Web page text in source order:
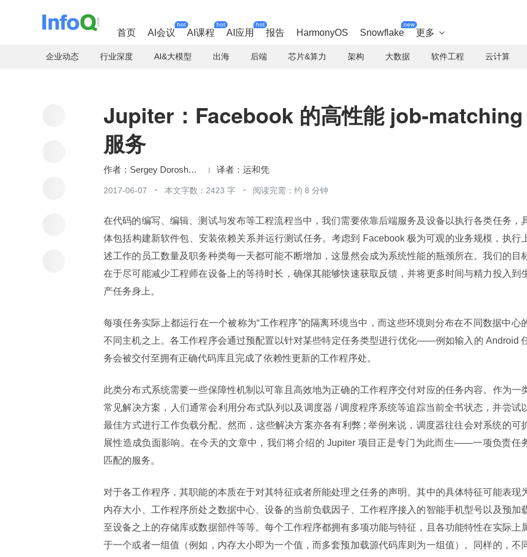
首页 AI会议
hot
AI课程
hot
AI应用
hot
报告 HarmonyOS Snowflake
new
更多 
企业动态 行业深度 AI&大模型 出海 后端 芯片&算力 架构 大数据 软件工程 云计算
Jupiter：Facebook 的高性能 job-matching
服务
Sergey Doroshenko 运和凭
2017-06-07 本文字数：2423 字 阅读完需：约 8 分钟
在代码的编写、编辑、测试与发布等工程流程当中，我们需要依靠后端服务及设备以执行各类任务，
体包括构建新软件包、安装依赖关系并运行测试任务。考虑到 Facebook 极为可观的业务规模，执行
述工作的员工数量及职务种类每一天都可能不断增加，这显然会成为系统性能的瓶颈所在。我们的目
在于尽可能减少工程师在设备上的等待时长，确保其能够快速获取反馈，并将更多时间与精力投入到
产任务身上。
每项任务实际上都运行在一个被称为“工作程序”的隔离环境当中，而这些环境则分布在不同数据中心
不同主机之上。各工作程序会通过预配置以针对某些特定任务类型进行优化——例如输入的 Android
务会被交付至拥有正确代码库且完成了依赖性更新的工作程序处。
此类分布式系统需要一些保障性机制以可靠且高效地为正确的工作程序交付对应的任务内容。作为一
常见解决方案，人们通常会利用分布式队列以及调度器 / 调度程序系统等追踪当前全书状态，并尝试
最佳方式进行工作负载分配。然而，这些解决方案亦各有利弊 ; 举例来说，调度器往往会对系统的可
展性造成负面影响。在今天的文章中，我们将介绍的 Jupiter 项目正是专门为此而生——一项负责任
匹配的服务。
对于各工作程序，其职能的本质在于对其特征或者所能处理之任务的声明。其中的具体特征可能表现
内存大小、工作程序所处之数据中心、设备的当前负载因子、工作程序接入的智能手机型号以及预加
至设备之上的存储库或数据部件等等。每个工作程序都拥有多项功能与特征，且各功能特性在实际上
于一个或者一组值（例如，内存大小即为一个值，而多套预加载源代码库则为一组值）。同样的，不